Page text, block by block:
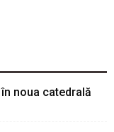
noua catedrală